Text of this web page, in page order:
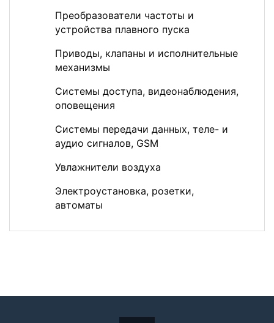
Преобразователи частоты и
устройства плавного пуска
Приводы, клапаны и исполнительные
механизмы
Системы доступа, видеонаблюдения,
оповещения
Системы передачи данных, теле- и
аудио сигналов, GSM
Увлажнители воздуха
Электроустановка, розетки,
автоматы